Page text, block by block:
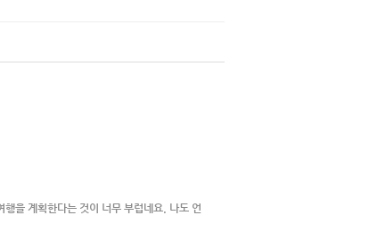
을 계획한다는 것이 너무 부럽네요. 나도 언